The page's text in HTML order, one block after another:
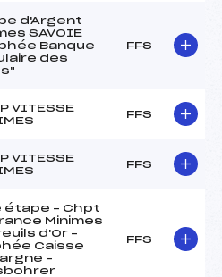
d'Argent
SAVOIE
Banque
des
FFS
VITESSE
FFS
VITESSE
FFS
étape – Chpt
Minimes
d'Or –
Caisse
–
FFS